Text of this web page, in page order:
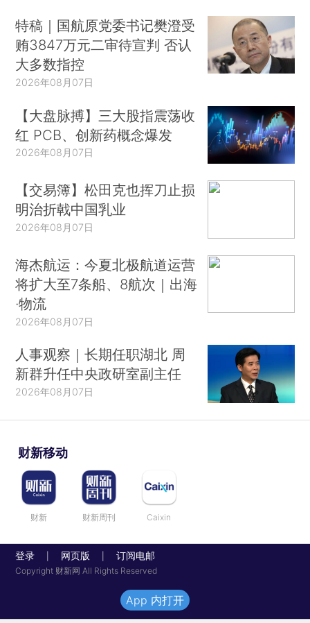
特稿｜国航原党委书记樊澄受
贿3847万元二审待宣判 否认
大多数指控
2026年08月07日
【大盘脉搏】三大股指震荡收
红 PCB、创新药概念爆发
2026年08月07日
【交易簿】松田克也挥刀止损
明治折戟中国乳业
2026年08月07日
海杰航运：今夏北极航道运营
将扩大至7条船、8航次｜出海
·物流
2026年08月07日
人事观察｜长期任职湖北 周
新群升任中央政研室副主任
2026年08月07日
财新移动
财新 财新周刊 Caixin
登录 网页版 订阅电邮
Copyright 财新网 All Rights Reserved
App 内打开